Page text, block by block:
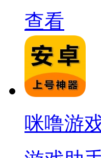
查看
咪噜游